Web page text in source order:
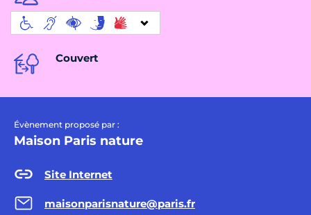
Couvert
Évènement proposé par :
Maison Paris nature
Site Internet
maisonparisnature@paris.fr